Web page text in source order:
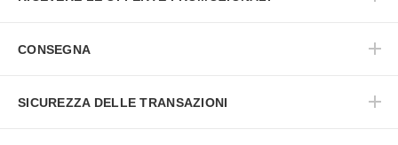
CONSEGNA
SICUREZZA DELLE TRANSAZIONI